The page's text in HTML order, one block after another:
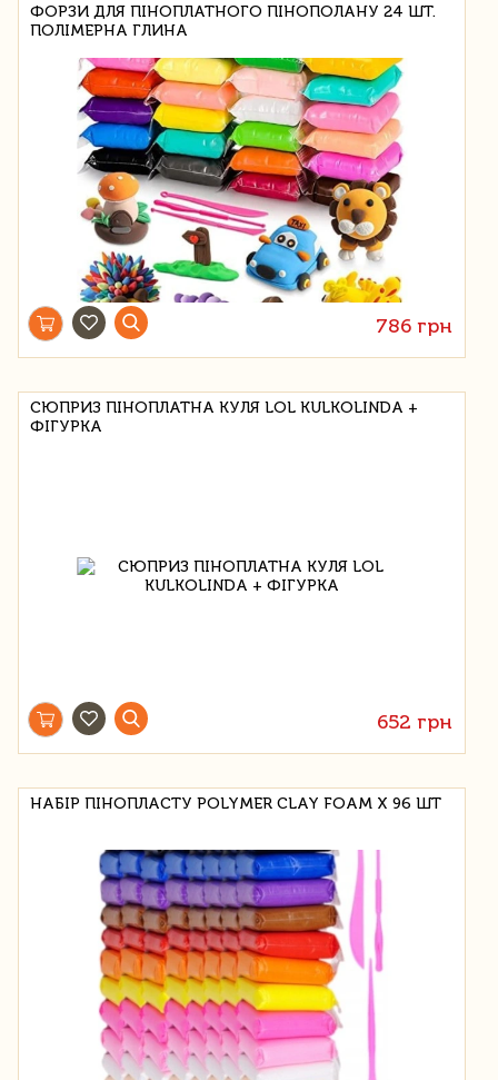
ФОРЗИ ДЛЯ ПІНОПЛАТНОГО ПІНОПОЛАНУ 24 ШТ.
ПОЛІМЕРНА ГЛИНА
786 грн
СЮПРИЗ ПІНОПЛАТНА КУЛЯ LOL KULKOLINDA +
ФІГУРКА
652 грн
НАБІР ПІНОПЛАСТУ POLYMER CLAY FOAM X 96 ШТ